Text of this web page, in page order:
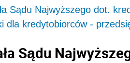
Sądu Najwyższego dot.
dla kredytobiorców -
Sądu